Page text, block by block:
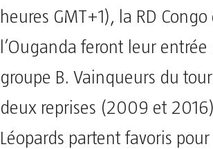
heures GMT+1), la RD Congo
l’Ouganda feront leur entrée
groupe B. Vainqueurs du
deux reprises (2009 et
Léopards partent favoris